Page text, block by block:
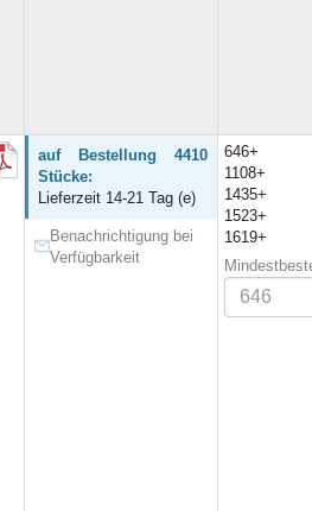
auf Bestellung 4410
Stücke:
Lieferzeit 14-21 Tag (e)
Benachrichtigung bei
Verfügbarkeit
646+
1108+
1435+
1523+
1619+